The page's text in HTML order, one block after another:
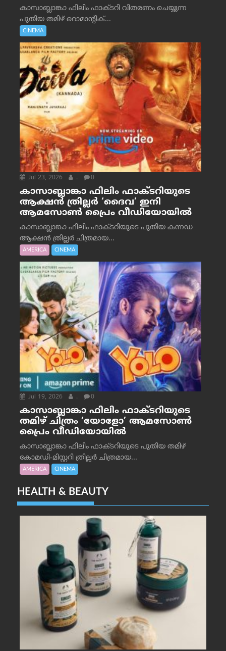
കാസാബ്ലാങ്കാ ഫിലിം ഫാക്ടറി വിതരണം ചെയ്യുന്ന
പുതിയ തമിഴ് റൊമാന്റിക്...
CINEMA
Jul 23, 2026 . 0
കാസാബ്ലാങ്കാ ഫിലിം ഫാക്ടറിയുടെ
ആക്ഷൻ ത്രില്ലർ ‘ദൈവ’ ഇനി
ആമസോൺ പ്രൈം വീഡിയോയിൽ
കാസാബ്ലാങ്കാ ഫിലിം ഫാക്ടറിയുടെ പുതിയ കന്നഡ
ആക്ഷൻ ത്രില്ലർ ചിത്രമായ...
AMERICA CINEMA
Jul 19, 2026 . 0
കാസാബ്ലാങ്കാ ഫിലിം ഫാക്ടറിയുടെ
തമിഴ് ചിത്രം ‘യോളോ’ ആമസോൺ
പ്രൈം വീഡിയോയിൽ
കാസാബ്ലാങ്കാ ഫിലിം ഫാക്ടറിയുടെ പുതിയ തമിഴ്
കോമഡി-മിസ്റ്ററി ത്രില്ലർ ചിത്രമായ...
AMERICA CINEMA
HEALTH & BEAUTY